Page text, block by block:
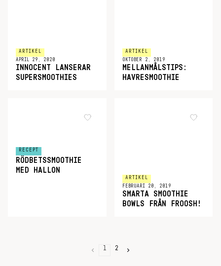
ARTIKEL
APRIL 29, 2020
INNOCENT LANSERAR
SUPERSMOOTHIES
ARTIKEL
OKTOBER 2, 2019
MELLANMÅLSTIPS:
HAVRESMOOTHIE
RECEPT
RÖDBETSSMOOTHIE
MED HALLON
ARTIKEL
FEBRUARI 20, 2019
SMARTA SMOOTHIE
BOWLS FRÅN FROOSH!
1 2